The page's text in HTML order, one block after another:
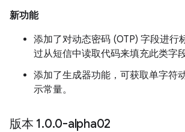
新功能
添加了对动态密码 (OTP) 字段进行
过从短信中读取代码来填充此类字段
添加了生成器功能，可获取单字符
示常量。
版本 1.0.0-alpha02